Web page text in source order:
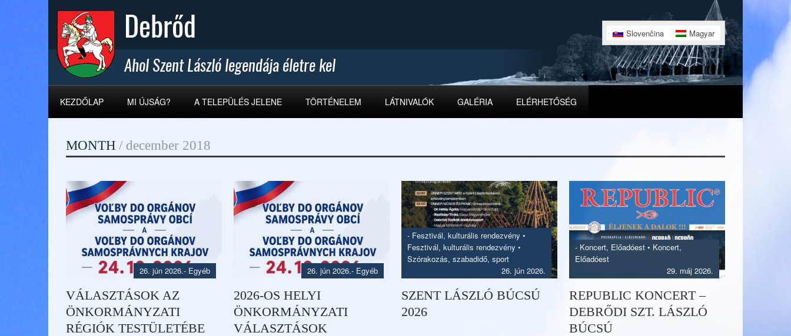
Slovenčina Magyar
KEZDŐLAP MI ÚJSÁG? A TELEPÜLÉS JELENE TÖRTÉNELEM LÁTNIVALÓK GALÉRIA ELÉRHETŐSÉG
MONTH / december 2018
- Egyéb
26. jún 2026.
VÁLASZTÁSOK AZ
ÖNKORMÁNYZATI
RÉGIÓK TESTÜLETÉBE
- Egyéb
26. jún 2026.
2026-OS HELYI
ÖNKORMÁNYZATI
VÁLASZTÁSOK
- Fesztivál, kulturális rendezvény •
Fesztivál, kulturális rendezvény •
Szórakozás, szabadidő, sport
26. jún 2026.
SZENT LÁSZLÓ BÚCSÚ
2026
- Koncert, Előadóest • Koncert,
Előadóest
29. máj 2026.
REPUBLIC KONCERT –
DEBRŐDI SZT. LÁSZLÓ
BÚCSÚ